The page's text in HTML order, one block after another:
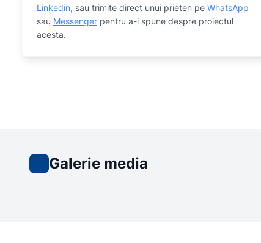
Linkedin, sau trimite direct unui prieten pe WhatsApp
sau Messenger pentru a-i spune despre proiectul
acesta.
Galerie media